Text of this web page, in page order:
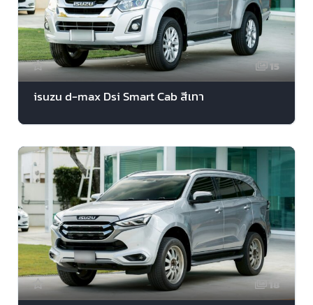
15
isuzu d-max Dsi Smart Cab สีเทา
18